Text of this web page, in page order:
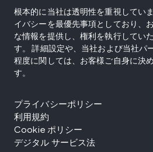
根本的に当社は透明性を重視してい
イバシーを最優先事項としており、
な情報を提供し、権利を執行してい
す。 詳細設定や、当社および当社パ
程度に関しては、お客様ご自身に決
す。
プライバシーポリシー
利用規約
Cookie ポリシー
デジタル サービス法